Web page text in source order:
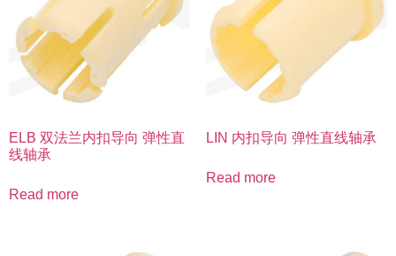
ELB 双法兰内扣导向 弹性直
线轴承
Read more
LIN 内扣导向 弹性直线轴承
Read more